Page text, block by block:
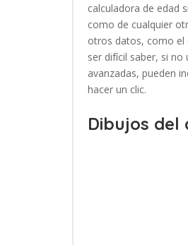
calculadora de edad
como de cualquier
otros datos, como el
ser difícil saber, si no
avanzadas, pueden
hacer un clic.
Dibujos del